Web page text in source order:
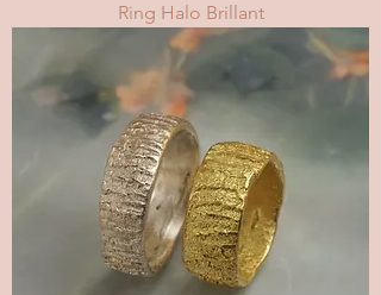
Ring Halo Brillant